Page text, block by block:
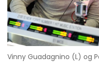
Vinny Guadagnino (L) og